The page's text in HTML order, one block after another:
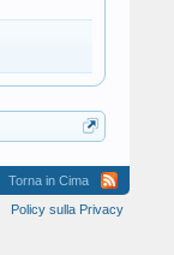
Torna in Cima
Policy sulla Privacy